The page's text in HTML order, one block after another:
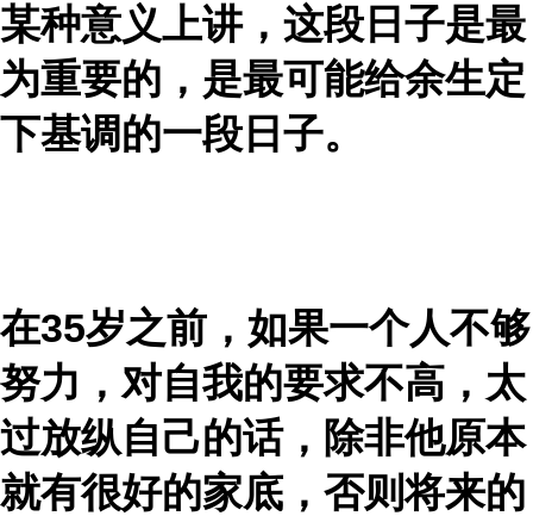
某种意义上讲，这段日子是最
为重要的，是最可能给余生定
下基调的一段日子。
在35岁之前，如果一个人不够
努力，对自我的要求不高，太
过放纵自己的话，除非他原本
就有很好的家底，否则将来的